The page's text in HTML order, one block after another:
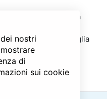
e della famiglia
della famiglia
legale
nostri
di
sui cookie